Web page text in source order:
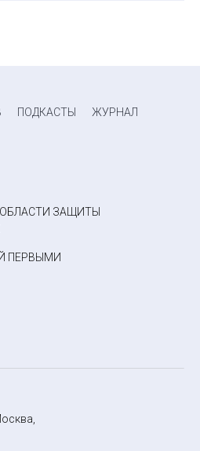
ПОДКАСТЫ ЖУРНАЛ
ЗАЩИТЫ
ПЕРВЫМИ